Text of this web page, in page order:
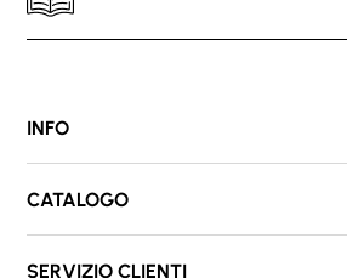
INFO
CATALOGO
SERVIZIO CLIENTI